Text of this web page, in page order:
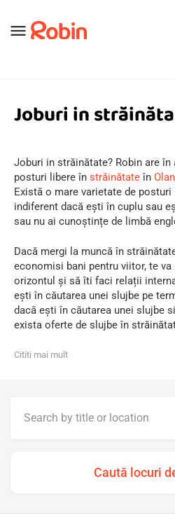
menu
Joburi in
Joburi in străinătate? Robin are
posturi libere în străinătate în
Există o mare varietate de
indiferent dacă ești în cuplu sau
sau nu ai cunoștințe de limbă
Dacă mergi la muncă în
economisi bani pentru viitor, te
orizontul și să îti faci relații
ești în căutarea unei slujbe pe
dacă ești în căutarea unei slujbe
exista oferte de slujbe în
Cititi mai mult